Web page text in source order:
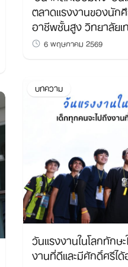
ตลาดแรงงานของนั
อาชีพชั้นสูง วิทยาลัย
6 พฤษภาคม 2569
บทความ
วันแรงงานในโลกทักษ
งานที่ดีและมีศักดิ์ศรีได้